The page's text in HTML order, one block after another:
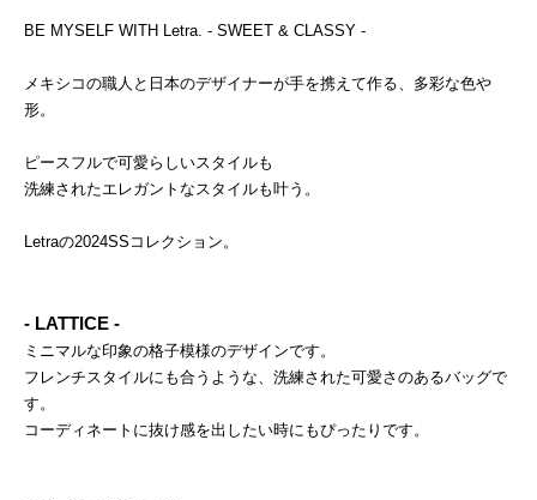
BE MYSELF WITH Letra. - SWEET & CLASSY -
メキシコの職人と日本のデザイナーが手を携えて作る、多彩な色や
形。
ピースフルで可愛らしいスタイルも
洗練されたエレガントなスタイルも叶う。
Letraの2024SSコレクション。
- LATTICE -
ミニマルな印象の格子模様のデザインです。
フレンチスタイルにも合うような、洗練された可愛さのあるバッグで
す。
コーディネートに抜け感を出したい時にもぴったりです。